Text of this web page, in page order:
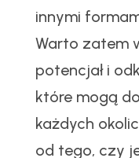
innymi
Warto zatem
potencjał i
które mogą
każdych
od tego, czy